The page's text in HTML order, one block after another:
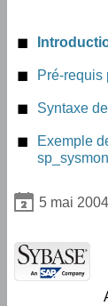
Pré-requis
Syntaxe
Exemple
sp_sysmon
5 mai 2004